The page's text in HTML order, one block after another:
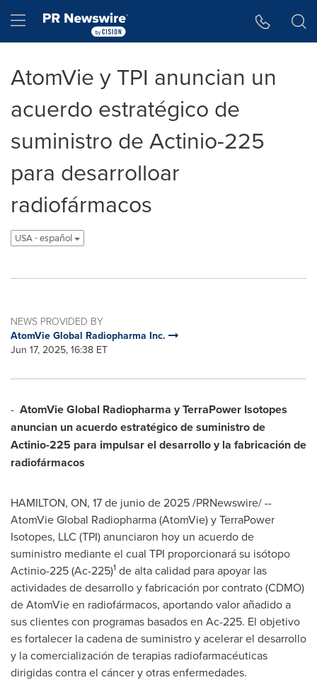
Hamburger menu
AtomVie y TPI anuncian un
acuerdo estratégico de
suministro de Actinio-225
para desarrolloar
radiofármacos
USA - español
NEWS PROVIDED BY
AtomVie Global Radiopharma Inc.
Jun 17, 2025, 16:38 ET
- AtomVie Global Radiopharma y TerraPower Isotopes
anuncian un acuerdo estratégico de suministro de
Actinio-225 para impulsar el desarrollo y la fabricación de
radiofármacos
HAMILTON, ON, 17 de junio de 2025/PRNewswire/ --
AtomVie Global Radiopharma (AtomVie) y TerraPower
Isotopes, LLC (TPI) anunciaron hoy un acuerdo de
suministro mediante el cual TPI proporcionará su isótopo
Actinio-225 (Ac-225)1 de alta calidad para apoyar las
actividades de desarrollo y fabricación por contrato (CDMO)
de AtomVie en radiofármacos, aportando valor añadido a
sus clientes con programas basados en Ac-225. El objetivo
es fortalecer la cadena de suministro y acelerar el desarrollo
y la comercialización de terapias radiofarmacéuticas
dirigidas contra el cáncer y otras enfermedades.